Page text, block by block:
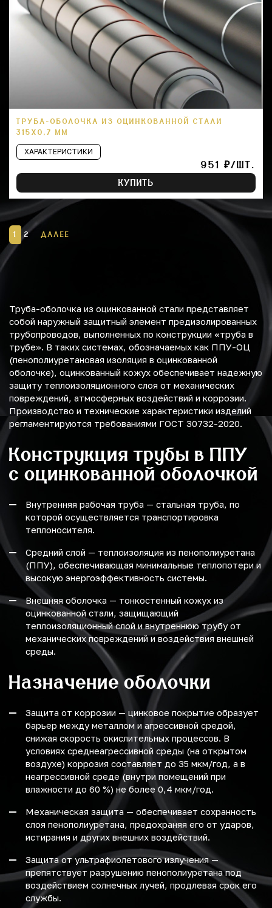
ТРУБА-ОБОЛОЧКА ИЗ ОЦИНКОВАННОЙ СТАЛИ
315Х0,7 ММ
ХАРАКТЕРИСТИКИ
951 ₽/ШТ.
КУПИТЬ
1 2 ДАЛЕЕ
Труба-оболочка из оцинкованной стали представляет
собой наружный защитный элемент предизолированных
трубопроводов, выполненных по конструкции «труба в
трубе». В таких системах, обозначаемых как ППУ-ОЦ
(пенополиуретановая изоляция в оцинкованной
оболочке), оцинкованный кожух обеспечивает надежную
защиту теплоизоляционного слоя от механических
повреждений, атмосферных воздействий и коррозии.
Производство и технические характеристики изделий
регламентируются требованиями ГОСТ 30732-2020.
Конструкция трубы в ППУ
с оцинкованной оболочкой
Внутренняя рабочая труба — стальная труба, по
которой осуществляется транспортировка
теплоносителя.
Средний слой — теплоизоляция из пенополиуретана
(ППУ), обеспечивающая минимальные теплопотери и
высокую энергоэффективность системы.
Внешняя оболочка — тонкостенный кожух из
оцинкованной стали, защищающий
теплоизоляционный слой и внутреннюю трубу от
механических повреждений и воздействия внешней
среды.
Назначение оболочки
Защита от коррозии — цинковое покрытие образует
барьер между металлом и агрессивной средой,
снижая скорость окислительных процессов. В
условиях среднеагрессивной среды (на открытом
воздухе) коррозия составляет до 35 мкм/год, а в
неагрессивной среде (внутри помещений при
влажности до 60 %) не более 0,4 мкм/год.
Механическая защита — обеспечивает сохранность
слоя пенополиуретана, предохраняя его от ударов,
истирания и других внешних воздействий.
Защита от ультрафиолетового излучения —
препятствует разрушению пенополиуретана под
воздействием солнечных лучей, продлевая срок его
службы.